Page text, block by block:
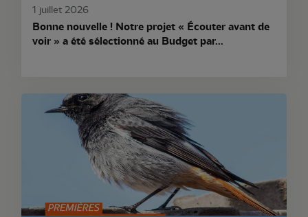
1 juillet 2026
Bonne nouvelle ! Notre projet « Écouter avant de
voir » a été sélectionné au Budget par...